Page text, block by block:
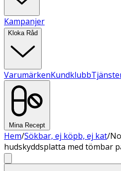
Kampanjer
Kloka Råd
VarumärkenKundklubb
Mina Recept
Hem/Sökbar, ej köpb, ej kat/
hudskyddsplatta med tömbar